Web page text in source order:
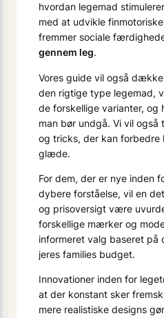
hvordan legemad
med at udvikle
fremmer sociale
gennem leg.
Vores guide vil også
den rigtige type legemad,
de forskellige varianter, og
man bør undgå. Vi vil
og tricks, der kan forbedre
glæde.
For dem, der er nye inden
dybere forståelse, vil en
og prisoversigt være
forskellige mærker og
informeret valg baseret på
jeres families budget.
Innovationer inden for
at der konstant sker
mere realistiske designs